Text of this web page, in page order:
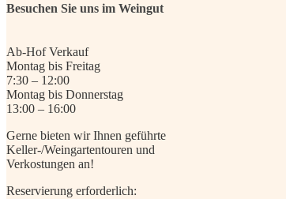
Besuchen Sie uns im Weingut
Ab-Hof Verkauf
Montag bis Freitag
7:30 – 12:00
Montag bis Donnerstag
13:00 – 16:00
Gerne bieten wir Ihnen geführte
Keller-/Weingartentouren und
Verkostungen an!
Reservierung erforderlich: